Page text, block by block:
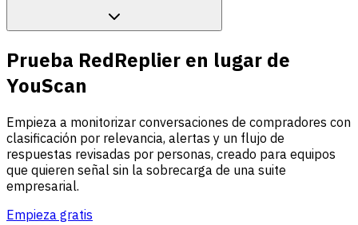
Prueba RedReplier en lugar de
YouScan
Empieza a monitorizar conversaciones de compradores con
clasificación por relevancia, alertas y un flujo de
respuestas revisadas por personas, creado para equipos
que quieren señal sin la sobrecarga de una suite
empresarial.
Empieza gratis